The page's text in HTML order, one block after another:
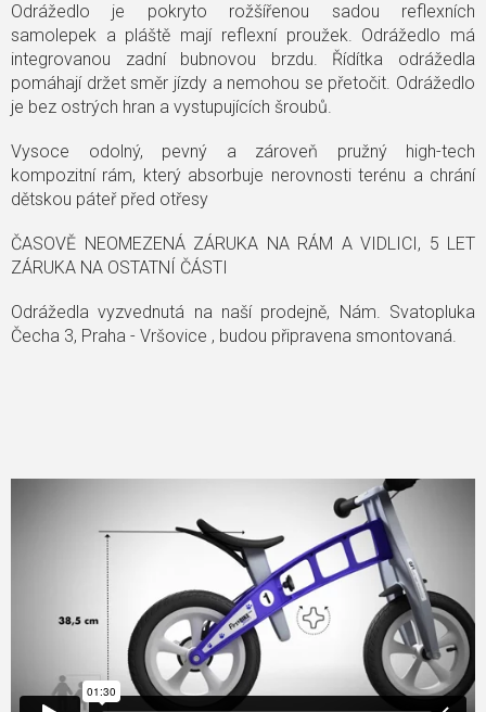
Odrážedlo je pokryto rožšířenou sadou reflexních
samolepek a pláště mají reflexní proužek. Odrážedlo má
integrovanou zadní bubnovou brzdu. Řídítka odrážedla
pomáhají držet směr jízdy a nemohou se přetočit. Odrážedlo
je bez ostrých hran a vystupujících šroubů.
Vysoce odolný, pevný a zároveň pružný high-tech
kompozitní rám, který absorbuje nerovnosti terénu a chrání
dětskou páteř před otřesy
ČASOVĚ NEOMEZENÁ ZÁRUKA NA RÁM A VIDLICI, 5 LET
ZÁRUKA NA OSTATNÍ ČÁSTI
Odrážedla vyzvednutá na naší prodejně, Nám. Svatopluka
Čecha 3, Praha - Vršovice , budou připravena smontovaná.